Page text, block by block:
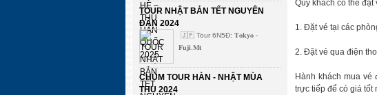
TOUR NHẬT BẢN TẾT NGUYÊN
ĐÁN 2024
🇯🇵 Tour 6N5Đ: 𝐓𝐨𝐤𝐲𝐨 -
𝐅𝐮𝐣𝐢.𝐌𝐭
CHÙM TOUR HÀN - NHẬT MÙA
THU 2024
Quý khách có thể
1. Đặt vé tại các
2. Đặt vé qua điện
Hành khách mua
trực tiếp để có giá tốt